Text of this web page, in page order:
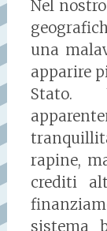
Nel
una
apparire
Stato.
rapine,
crediti
sistema